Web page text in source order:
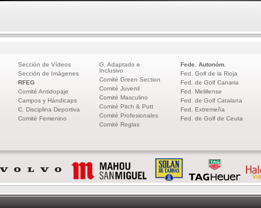
Sección de Vídeos
Sección de Imágenes
RFEG
Comité Antidopaje
Campos y Hándicaps
C. Disciplina Deportiva
Comité Femenino
G. Adaptado e
Inclusivo
Comité Green Section
Comité Juvenil
Comité Masculino
Comité Pitch & Putt
Comité Profesionales
Comité Reglas
Fede. Autonóm.
Fed. Golf de la Rioja
Fed. de Golf Canaria
Fed. Melillense
Fed. de Golf Catalana
Fed. Extremeña
Fed. de Golf de Ceuta